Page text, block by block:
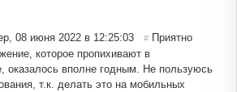
, 08 июня 2022 в 12:25:03 # Приятно
которое пропихивают в
оказалось вполне годным. Не пользуюсь
т.к. делать это на мобильных